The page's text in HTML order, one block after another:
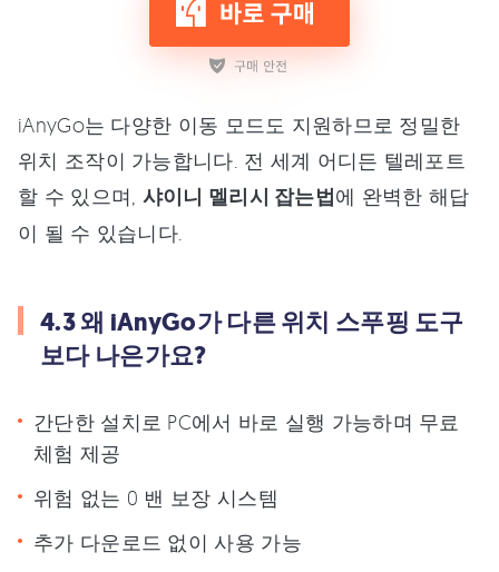
iAnyGo는 다양한 이동 모드도 지원하므로 정밀한
위치 조작이 가능합니다. 전 세계 어디든 텔레포트
할 수 있으며, 샤이니 멜리시 잡는법에 완벽한 해답
이 될 수 있습니다.
4.3 왜 iAnyGo가 다른 위치 스푸핑 도구
보다 나은가요?
간단한 설치로 PC에서 바로 실행 가능하며 무료
체험 제공
위험 없는 0 밴 보장 시스템
추가 다운로드 없이 사용 가능